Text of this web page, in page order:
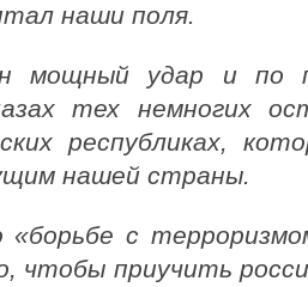
наши поля.
мощный удар и по
тех немногих
республиках,
нашей страны.
с
чтобы приучить